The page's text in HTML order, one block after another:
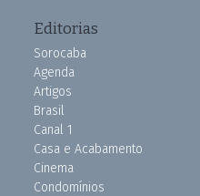
Editorias
Sorocaba
Agenda
Artigos
Brasil
Canal 1
Casa e Acabamento
Cinema
Condomínios